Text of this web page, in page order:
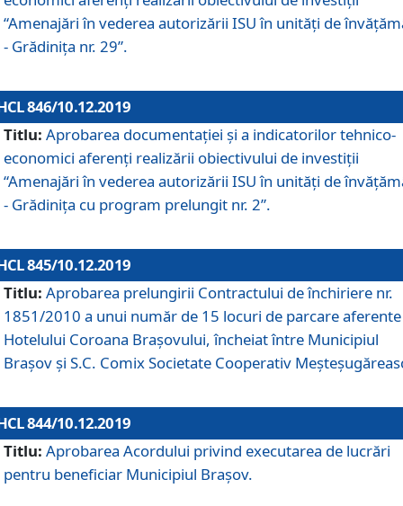
“Amenajări în vederea autorizării ISU în unități de
- Grădinița nr. 29”.
846/10.12.2019
Titlu: Aprobarea documentației și a indicatorilor tehnico-
economici aferenți realizării obiectivului de investiții
“Amenajări în vederea autorizării ISU în unități de
- Grădinița cu program prelungit nr. 2”.
845/10.12.2019
Titlu: Aprobarea prelungirii Contractului de închiriere nr.
1851/2010 a unui număr de 15 locuri de parcare aferente
Hotelului Coroana Brașovului, încheiat între Municipiul
Braşov şi S.C. Comix Societate Cooperativ
844/10.12.2019
Titlu: Aprobarea Acordului privind executarea de lucrări
pentru beneficiar Municipiul Brașov.